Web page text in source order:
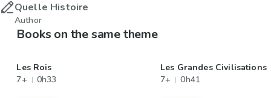
Quelle Histoire
Author
Books on the same theme
Les Rois
7+
0h33
Les Grandes Civilisations
7+
0h41